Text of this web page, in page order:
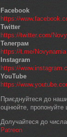
Facebook
https://
Twitter
https://twitter.com/
Телеграм
https://t.me/Novynarnia
Instagram
https://
YouTube
https://
Приєднуйтеся до
оцінюйте, пропонуйте
Долучайтеся до
Patreon